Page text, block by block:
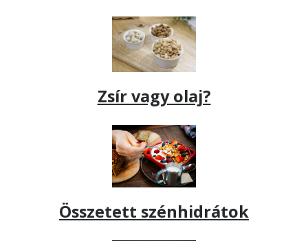
Zsír vagy olaj?
Összetett szénhidrátok